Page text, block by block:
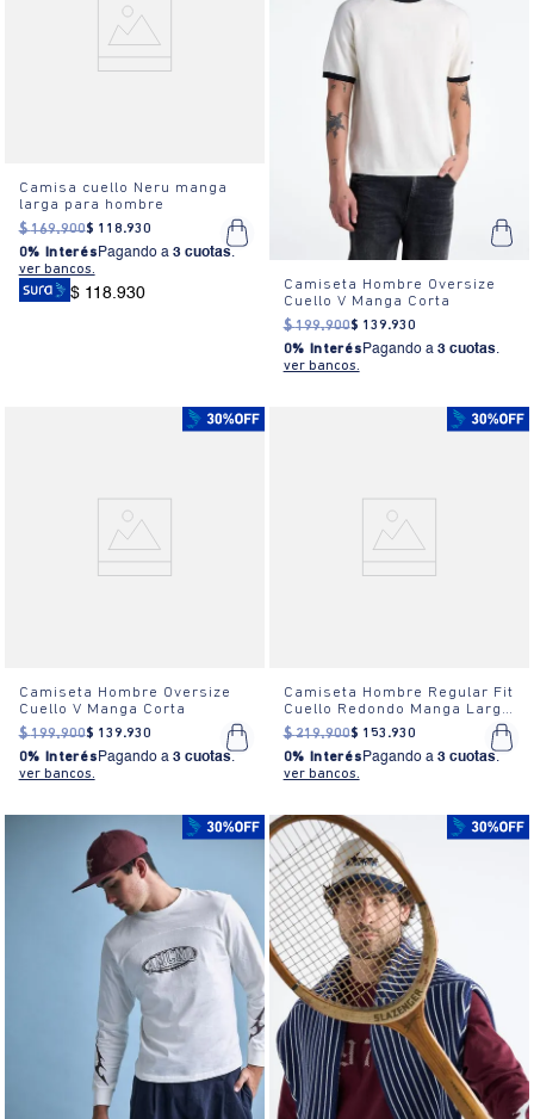
Camisa cuello Neru manga
larga para hombre
$ 169.900$ 118.930
0% Interés Pagando a 3 cuotas.
ver bancos.
$ 118.930
Camiseta Hombre Oversize
Cuello V Manga Corta
$ 199.900$ 139.930
0% Interés Pagando a 3 cuotas.
ver bancos.
Camiseta Hombre Oversize
Cuello V Manga Corta
$ 199.900$ 139.930
0% Interés Pagando a 3 cuotas.
ver bancos.
Camiseta Hombre Regular Fit
Cuello Redondo Manga Larga
Estampada Blanca
$ 219.900$ 153 .930
0% Interés Pagando a 3 cuotas.
ver bancos.